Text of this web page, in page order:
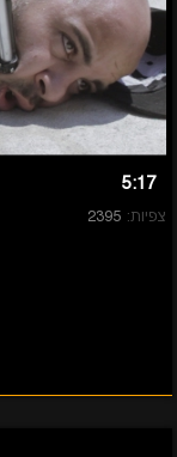
5:17
צפיות: 2395